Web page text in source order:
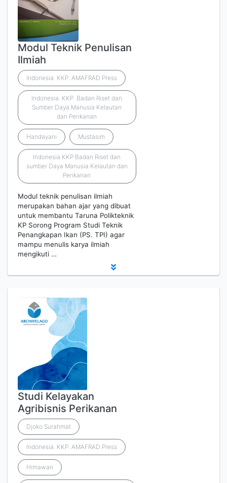
Modul Teknik Penulisan
Ilmiah
Indonesia. KKP. AMAFRAD Press
Indonesia. KKP. Badan Riset dan
Sumber Daya Manusia Kelautan
dan Perikanan
Handayani Mustasim
Indonesia.KKP Badan Riset dan
sumber Daya Manusia Kelautan dan
Perikanan
Modul teknik penulisan ilmiah
merupakan bahan ajar yang dibuat
untuk membantu Taruna Polikteknik
KP Sorong Program Studi Teknik
Penangkapan Ikan (PS. TPI) agar
mampu menulis karya ilmiah
mengikuti …
Studi Kelayakan
Agribisnis Perikanan
Djoko Surahmat
Indonesia. KKP. AMAFRAD Press
Himawan